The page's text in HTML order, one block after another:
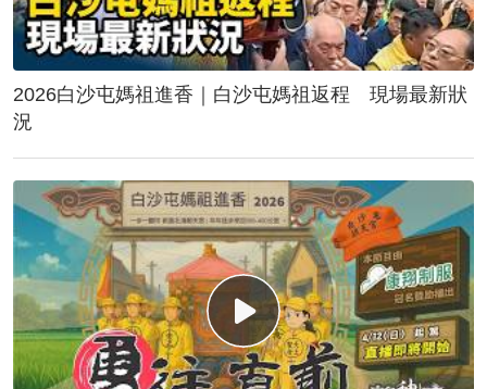
2026白沙屯媽祖進香｜白沙屯媽祖返程 現場最新狀
況